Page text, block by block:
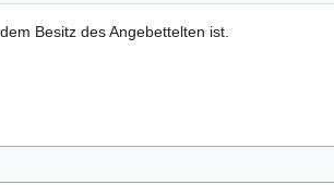
Besitz des Angebettelten ist.